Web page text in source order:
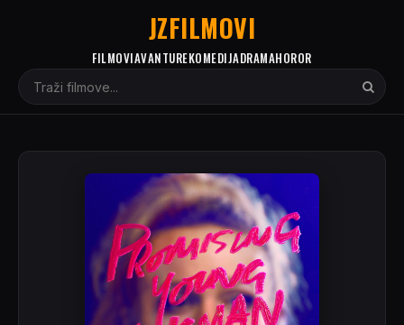
JZFILMOVI
FILMOVIAVANTUREKOMEDIJADRAMAHOROR